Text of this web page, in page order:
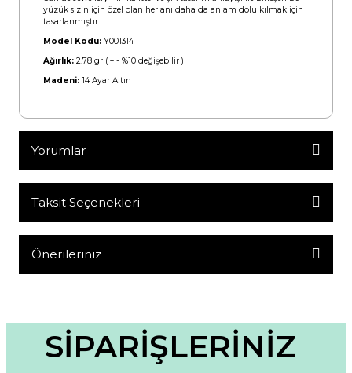
yüzük sizin için özel olan her anı daha da anlam dolu kılmak için
tasarlanmıştır.
Model Kodu: Y001314
Ağırlık: 2.78 gr ( + - %10 değişebilir )
Madeni: 14 Ayar Altın
Yorumlar
Bu ürüne ilk yorumu siz yapın!
Taksit Seçenekleri
Önerileriniz
Görüş ve önerileriniz için teşekkür ederiz.
Ürün resmi kalitesiz, bozuk veya görüntülenemiyor.
SİPARİŞLERİNİZ